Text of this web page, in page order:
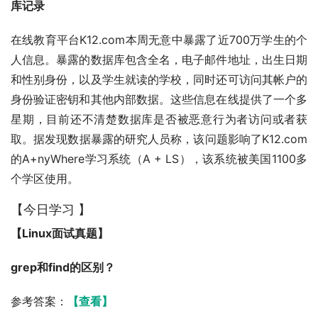
库记录
在线教育平台K12.com本周无意中暴露了近700万学生的个
人信息。暴露的数据库包含全名，电子邮件地址，出生日期
和性别身份，以及学生就读的学校，同时还可访问其帐户的
身份验证密钥和其他内部数据。这些信息在线提供了一个多
星期，目前还不清楚数据库是否被恶意行为者访问或者获
取。据发现数据暴露的研究人员称，该问题影响了K12.com
的A+nyWhere学习系统（A + LS），该系统被美国1100多
个学区使用。
【今日学习 】
【Linux面试真题】
grep和find的区别？
参考答案： 【查看】